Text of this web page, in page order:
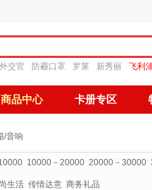
外交官 防霾口罩 罗莱 新秀丽 飞利
商品中心 卡册专区
/音响
10000－20000 20000－30000
生活 传情达意 商务礼品